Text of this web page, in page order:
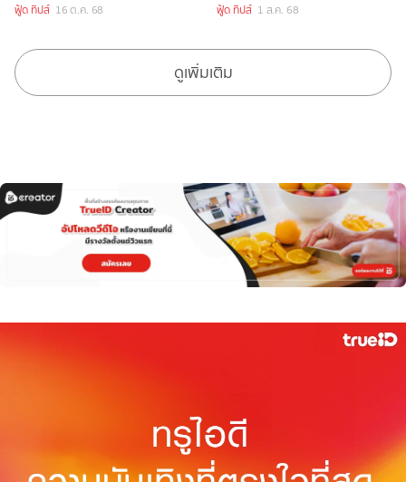
ฟู้ด ทิปส์ 16 ต.ค. 68 ฟู้ด ทิปส์ 1 ส.ค. 68
ดูเพิ่มเติม